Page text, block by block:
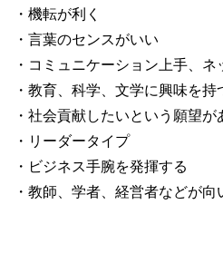
・機転が利く
・言葉のセンスがいい
・コミュニケーション上手、
・教育、科学、文学に興味を持
・社会貢献したいという願望が
・リーダータイプ
・ビジネス手腕を発揮する
・教師、学者、経営者などが向